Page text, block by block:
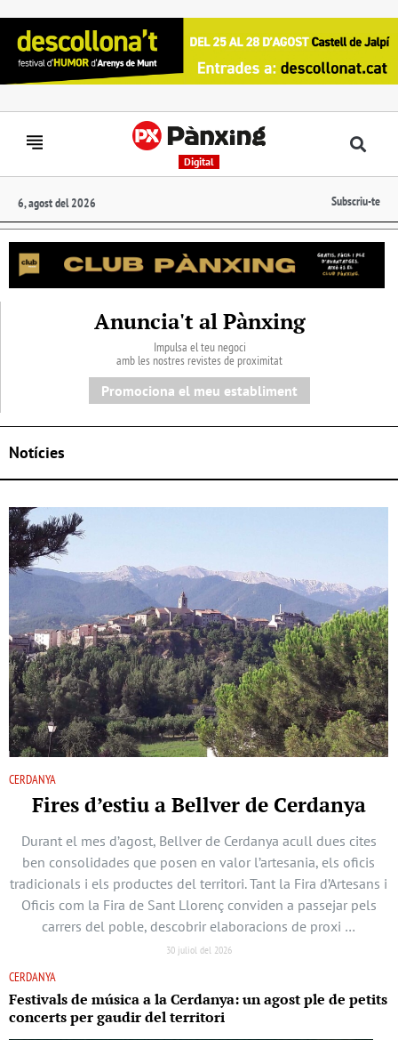
Digital
6, agost del 2026 Subscriu-te
Anuncia't al Pànxing
Impulsa el teu negoci
amb les nostres revistes de proximitat
Promociona el meu establiment
Notícies
CERDANYA
Fires d’estiu a Bellver de Cerdanya
Durant el mes d’agost, Bellver de Cerdanya acull dues cites
ben consolidades que posen en valor l’artesania, els oficis
tradicionals i els productes del territori. Tant la Fira d’Artesans i
Oficis com la Fira de Sant Llorenç conviden a passejar pels
carrers del poble, descobrir elaboracions de proxi …
30 juliol del 2026
CERDANYA
Festivals de música a la Cerdanya: un agost ple de petits
concerts per gaudir del territori